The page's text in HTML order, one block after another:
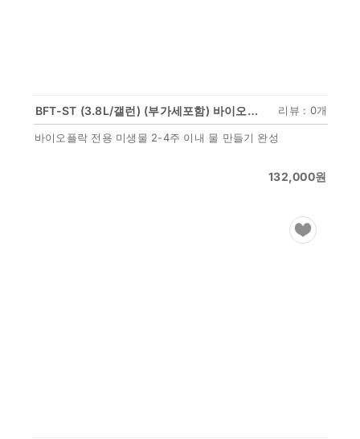
BFT-ST (3.8L/갤런) (부가세포함) 바이오플록 전용 미생물(씨딩) 담수, 해수 구분 리뷰 : 0개
바이오플락 전용 미생물 2-4주 이내 물 만들기 완성
132,000원